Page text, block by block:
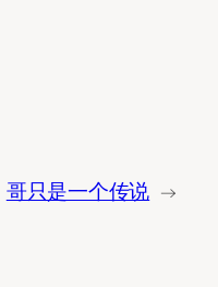
哥只是一个传说 →